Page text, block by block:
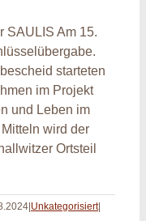
SAULIS Am 15.
starteten
im Projekt
und Leben im
wird der
Ortsteil
|Unkategorisiert|